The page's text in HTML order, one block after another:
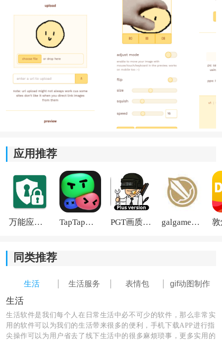
1、动态摸头制作：
自动识别头像位置，并生成经典摸头动画效果，一键即
可完成动态图片制作。
2、动画参数调整：
支持自定义动画速度、动作幅度以及图片尺寸，让生成
效果更符合个人需求。
兼容JPG、PNG等常见图片格式，同时支持导入网络图
片链接进行编辑。
4、多种格式导出：
生成后的作品可保存为GIF、PNG或WEBP格式，方便在
不同平台使用。
应用推荐
万能应用隐藏 TapTap国际版2026 PGT画质助手旧版 galgame游戏盒子2026
同类推荐
生活 生活服务 表情包 gif动图制作
生活
生活软件是我们每个人在日常生活中必不可少的软件，那么非常实
用的软件可以为我们的生活带来很多的便利，手机下载APP进行指
尖操作可以为用户省去了线下生活中的很多麻烦琐事，更多实用的